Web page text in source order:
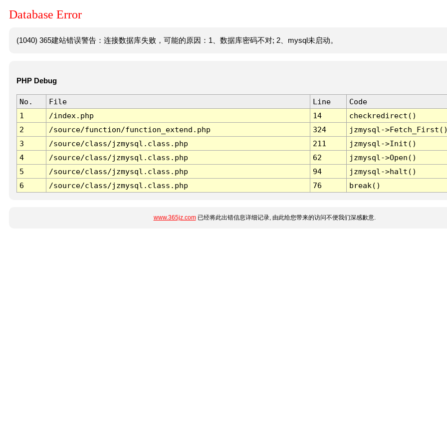
Database Error
(1040) 365建站错误警告：连接数据库失败，可能的原因：1、数据库密码不对; 2、mysql未启动。
PHP Debug
No. File Line
Code
1
/index.php 14
checkredirect()
2
/source/function/function_extend.php 324
jzmysql-
3
/source/class/jzmysql.class.php 211
jzmysql->Init()
4
/source/class/jzmysql.class.php 62
jzmysql->Open()
5
/source/class/jzmysql.class.php 94
jzmysql->halt()
6
/source/class/jzmysql.class.php 76 break()
www.365jz.com已经将此出错信息详细记录, 由此给您带来的访问不便我们深感歉意.